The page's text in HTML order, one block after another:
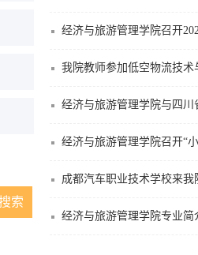
经济与旅游管理学院召开
我院教师参加低空物流技
经济与旅游管理学院与四
经济与旅游管理学院召开“
成都汽车职业技术学校来我
经济与旅游管理学院专业简